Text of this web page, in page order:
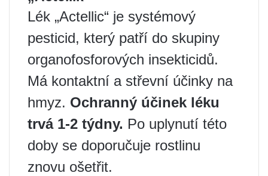
Lék „Actellic“ je systémový
pesticid, který patří do skupiny
organofosforových insekticidů.
Má kontaktní a střevní účinky na
hmyz. Ochranný účinek léku
trvá 1-2 týdny. Po uplynutí této
doby se doporučuje rostlinu
znovu ošetřit.